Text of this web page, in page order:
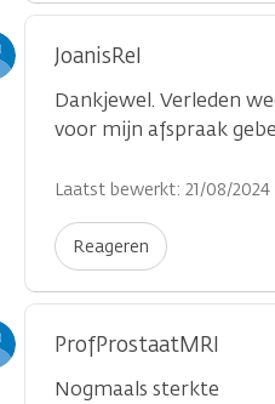
JoanisRel
Dankjewel. Verleden
voor mijn afspraak
Laatst bewerkt: 21/08/2024
Reageren
ProfProstaatMRI
Nogmaals sterkte